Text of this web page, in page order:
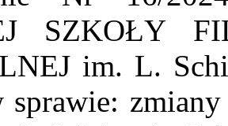
SZKOŁY
im. L.